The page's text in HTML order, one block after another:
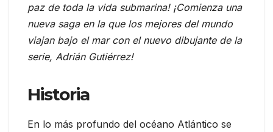
paz de toda la vida submarina! ¡Comienza una
nueva saga en la que los mejores del mundo
viajan bajo el mar con el nuevo dibujante de la
serie, Adrián Gutiérrez!
Historia
En lo más profundo del océano Atlántico se